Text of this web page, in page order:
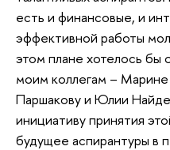
есть и финансовые, и
эффективной работы
этом плане хотелось бы
моим коллегам –
Паршакову и Юлии
инициативу принятия
будущее аспирантуры в